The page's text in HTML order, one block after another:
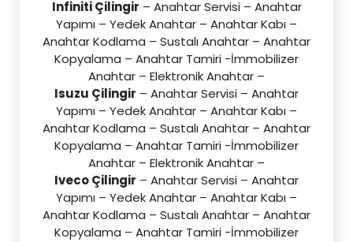
Infiniti Çilingir – Anahtar Servisi – Anahtar
Yapımı – Yedek Anahtar – Anahtar Kabı –
Anahtar Kodlama – Sustalı Anahtar – Anahtar
Kopyalama – Anahtar Tamiri -İmmobilizer
Anahtar – Elektronik Anahtar –
Isuzu Çilingir – Anahtar Servisi – Anahtar
Yapımı – Yedek Anahtar – Anahtar Kabı –
Anahtar Kodlama – Sustalı Anahtar – Anahtar
Kopyalama – Anahtar Tamiri -İmmobilizer
Anahtar – Elektronik Anahtar –
Iveco Çilingir – Anahtar Servisi – Anahtar
Yapımı – Yedek Anahtar – Anahtar Kabı –
Anahtar Kodlama – Sustalı Anahtar – Anahtar
Kopyalama – Anahtar Tamiri -İmmobilizer